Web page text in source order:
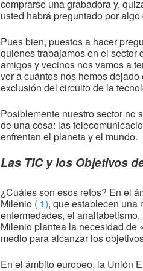
comprarse una grabadora y,
usted habrá preguntado por
Pues bien, puestos a hacer
quienes trabajamos en el sector
amigos y vecinos nos vamos a
ver a cuántos nos hemos
exclusión del circuito de la
Posiblemente nuestro sector no
de una cosa: las
enfrentan el planeta y el mundo.
Las TIC y los Objetivos
¿Cuáles son esos retos? En el
Milenio ( 1), que establecen una
enfermedades, el
Milenio plantea la necesidad de
medio para alcanzar los
En el ámbito europeo, la Unión